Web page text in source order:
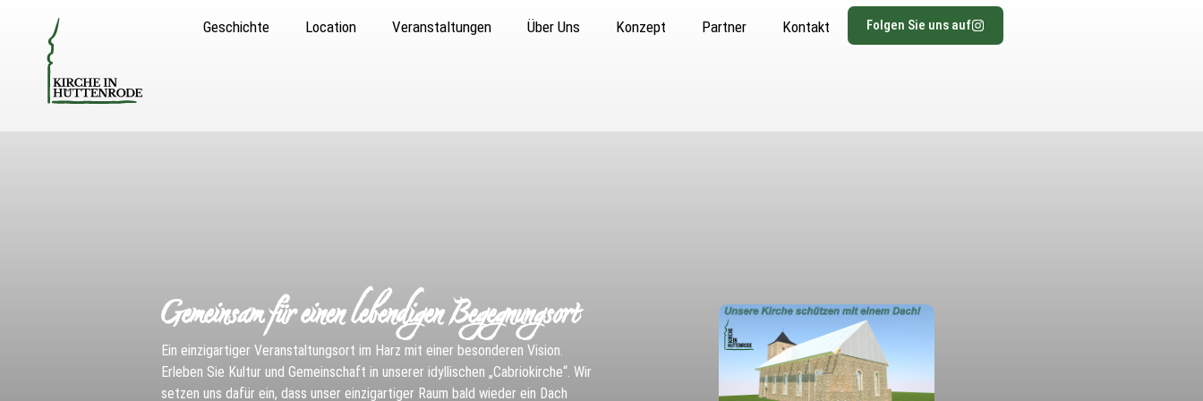
Geschichte Location Veranstaltungen Über Uns Konzept Partner Kontakt Folgen Sie uns auf
Gemeinsam für einen lebendigen Begegnungsort
Ein einzigartiger Veranstaltungsort im Harz mit einer besonderen Vision.
Erleben Sie Kultur und Gemeinschaft in unserer idyllischen „Cabriokirche“. Wir
setzen uns dafür ein, dass unser einzigartiger Raum bald wieder ein Dach